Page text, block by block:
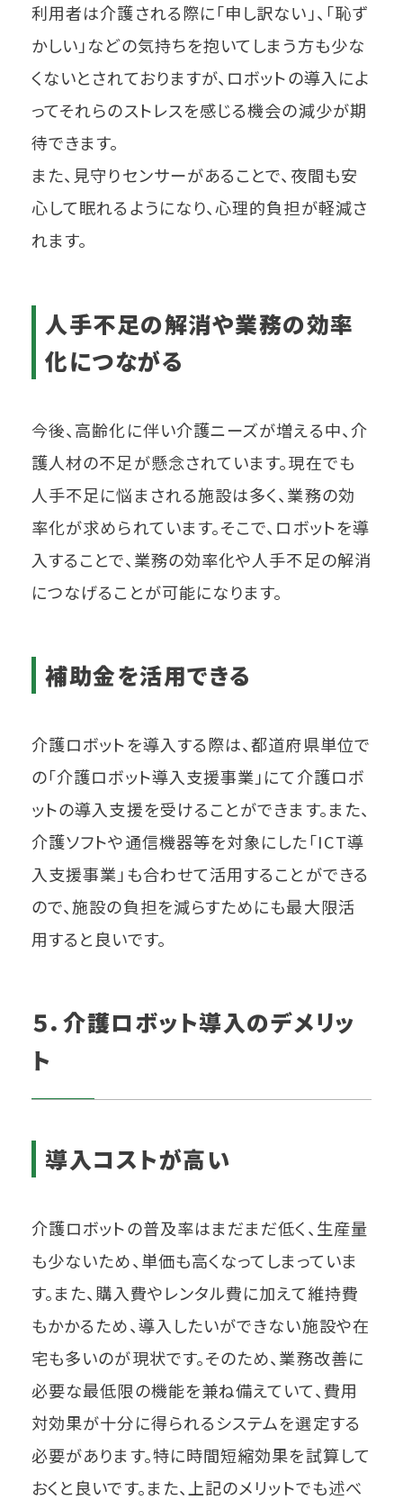
利用者は介護される際に「申し訳ない」、「恥ず
かしい」などの気持ちを抱いてしまう方も少な
くないとされておりますが、ロボットの導入によ
ってそれらのストレスを感じる機会の減少が期
待できます。
また、見守りセンサーがあることで、夜間も安
心して眠れるようになり、心理的負担が軽減さ
れます。
人手不足の解消や業務の効率
化につながる
今後、高齢化に伴い介護ニーズが増える中、介
護人材の不足が懸念されています。現在でも
人手不足に悩まされる施設は多く、業務の効
率化が求められています。そこで、ロボットを導
入することで、業務の効率化や人手不足の解消
につなげることが可能になります。
補助金を活用できる
介護ロボットを導入する際は、都道府県単位で
の「介護ロボット導入支援事業」にて介護ロボ
ットの導入支援を受けることができます。また、
介護ソフトや通信機器等を対象にした「ICT導
入支援事業」も合わせて活用することができる
ので、施設の負担を減らすためにも最大限活
用すると良いです。
５．介護ロボット導入のデメリッ
ト
導入コストが高い
介護ロボットの普及率はまだまだ低く、生産量
も少ないため、単価も高くなってしまっていま
す。また、購入費やレンタル費に加えて維持費
もかかるため、導入したいができない施設や在
宅も多いのが現状です。そのため、業務改善に
必要な最低限の機能を兼ね備えていて、費用
対効果が十分に得られるシステムを選定する
必要があります。特に時間短縮効果を試算して
おくと良いです。また、上記のメリットでも述べ